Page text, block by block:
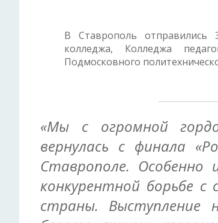
В Ставрополь отправились
колледжа, Колледжа
Подмосковного
«Мы с огромной
вернулась с финала
Ставрополе.
конкурентной борьбе
страны. Выступление